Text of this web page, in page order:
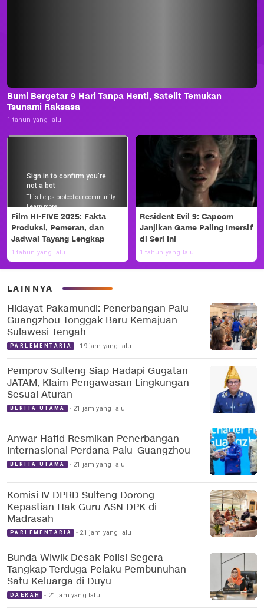
Bumi Bergetar 9 Hari Tanpa Henti, Satelit Temukan
Tsunami Raksasa
1 tahun yang lalu
Film HI-FIVE 2025: Fakta
Produksi, Pemeran, dan
Jadwal Tayang Lengkap
1 tahun yang lalu
Resident Evil 9: Capcom
Janjikan Game Paling Imersif
di Seri Ini
1 tahun yang lalu
LAINNYA
Hidayat Pakamundi: Penerbangan Palu–
Guangzhou Tonggak Baru Kemajuan
Sulawesi Tengah
PARLEMENTARIA 19 jam yang lalu
Pemprov Sulteng Siap Hadapi Gugatan
JATAM, Klaim Pengawasan Lingkungan
Sesuai Aturan
BERITA UTAMA 21 jam yang lalu
Anwar Hafid Resmikan Penerbangan
Internasional Perdana Palu–Guangzhou
BERITA UTAMA 21 jam yang lalu
Komisi IV DPRD Sulteng Dorong
Kepastian Hak Guru ASN DPK di
Madrasah
PARLEMENTARIA 21 jam yang lalu
Bunda Wiwik Desak Polisi Segera
Tangkap Terduga Pelaku Pembunuhan
Satu Keluarga di Duyu
DAERAH 21 jam yang lalu